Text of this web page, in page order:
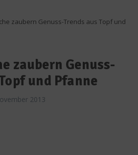
zaubern Genuss-Trends aus Topf und
zaubern Genuss-
und Pfanne
2013